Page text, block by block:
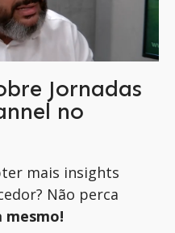
Jornadas
no
mais insights
Não perca
mesmo!